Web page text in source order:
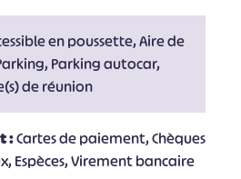
en poussette, Aire de
Parking autocar,
de réunion
:Cartes de paiement, Chèques
Espèces, Virement bancaire